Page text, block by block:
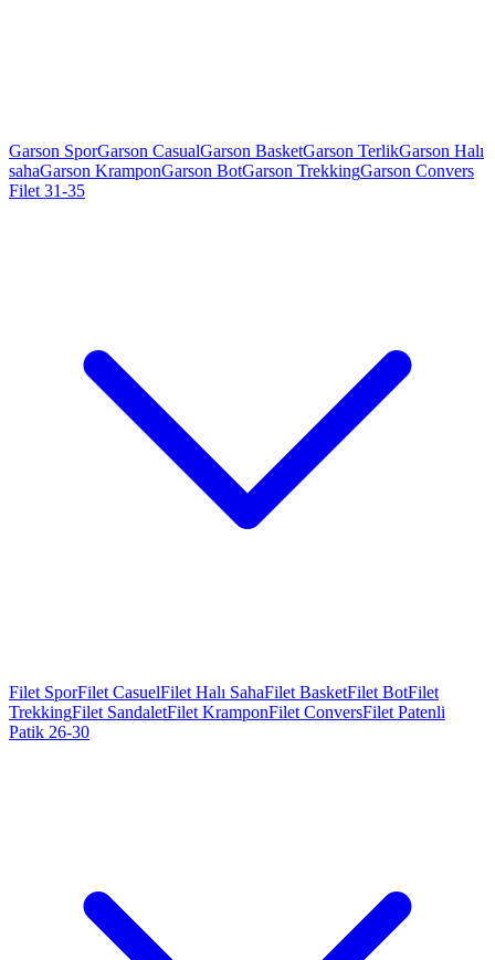
Garson SporGarson CasualGarson BasketGarson TerlikGarson Halı
sahaGarson KramponGarson BotGarson TrekkingGarson Convers
Filet 31-35
Filet SporFilet CasuelFilet Halı SahaFilet BasketFilet BotFilet
TrekkingFilet SandaletFilet KramponFilet ConversFilet Patenli
Patik 26-30